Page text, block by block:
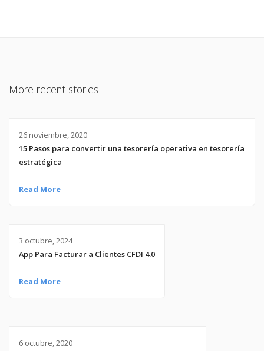
More recent stories
26 noviembre, 2020
15 Pasos para convertir una tesorería operativa en tesorería
estratégica
Read More
3 octubre, 2024
App Para Facturar a Clientes CFDI 4.0
Read More
6 octubre, 2020